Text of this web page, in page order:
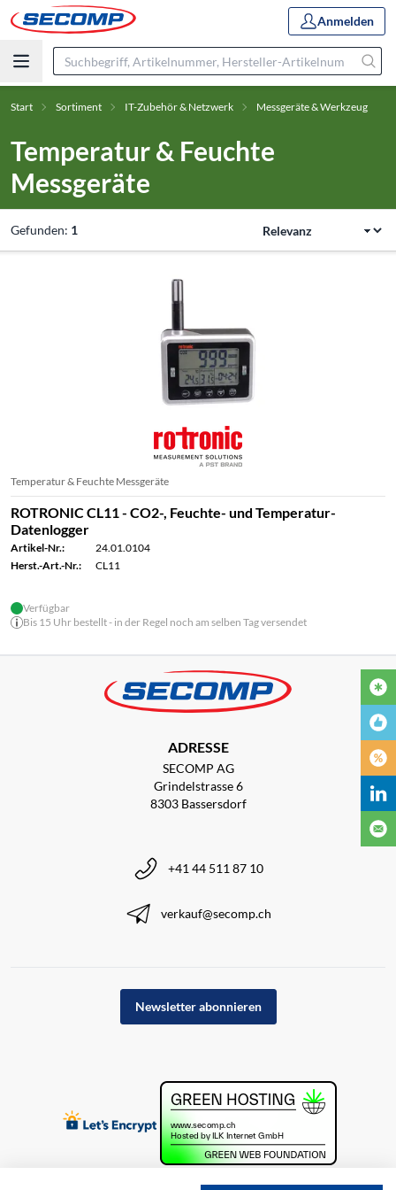
Anmelden
Start Sortiment IT-Zubehör & Netzwerk Messgeräte & Werkzeug
Temperatur & Feuchte
Messgeräte
Gefunden: 1
Temperatur & Feuchte Messgeräte
ROTRONIC CL11 - CO2-, Feuchte- und Temperatur-
Datenlogger
Artikel-Nr.:
24.01.0104
Herst.-Art.-Nr.:
CL11
Verfügbar
Bis 15 Uhr bestellt - in der Regel noch am selben Tag versendet
ADRESSE
SECOMP AG
Grindelstrasse 6
8303 Bassersdorf
+41 44 511 87 10
verkauf@secomp.ch
Newsletter abonnieren